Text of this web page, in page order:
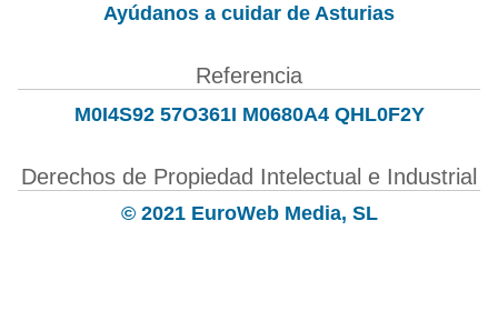
Ayúdanos a cuidar de Asturias
Referencia
M0I4S92 57O361I M0680A4 QHL0F2Y
Derechos de Propiedad Intelectual e Industrial
© 2021 EuroWeb Media, SL